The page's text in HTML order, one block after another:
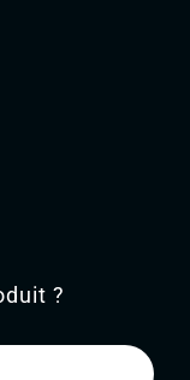
?